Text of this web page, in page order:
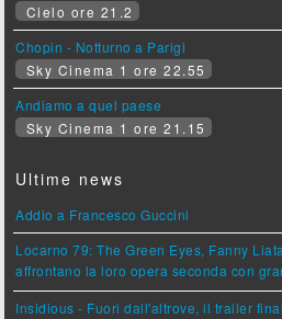
Cielo ore 21.2
Chopin - Notturno a Parigi
Sky Cinema 1 ore 22.55
Andiamo a quel paese
Sky Cinema 1 ore 21.15
Ultime news
Addio a Francesco Guccini
Locarno 79: The Green Eyes, Fanny
affrontano la loro opera seconda con
Insidious - Fuori dall'altrove, il trailer